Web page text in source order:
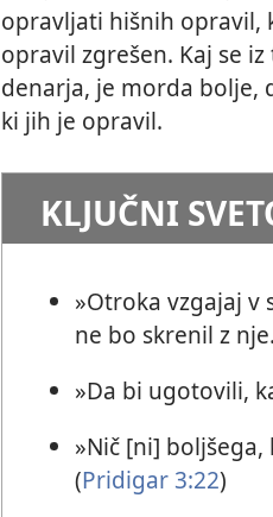
opravljati hišnih opravil,
opravil zgrešen. Kaj se
denarja, je morda bolje,
ki jih je opravil.
KLJUČNI
»Otroka vzgajaj v
ne bo skrenil z
»Da bi ugotovili,
»Nič [ni]
(Pridigar 3:22)